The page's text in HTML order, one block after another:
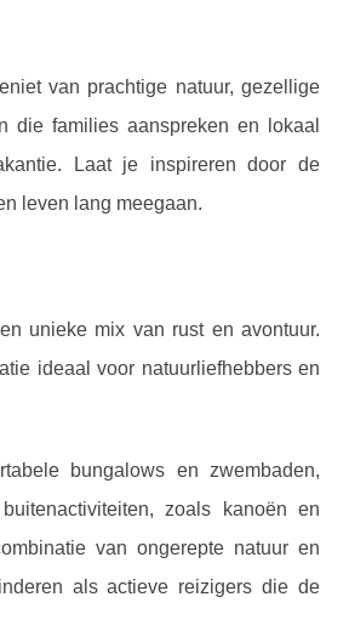
van prachtige natuur, gezellige
die families aanspreken en lokaal
Laat je inspireren door de
leven lang meegaan.
unieke mix van rust en avontuur.
ideaal voor natuurliefhebbers en
bungalows en zwembaden,
zoals kanoën en
van ongerepte natuur en
als actieve reizigers die de